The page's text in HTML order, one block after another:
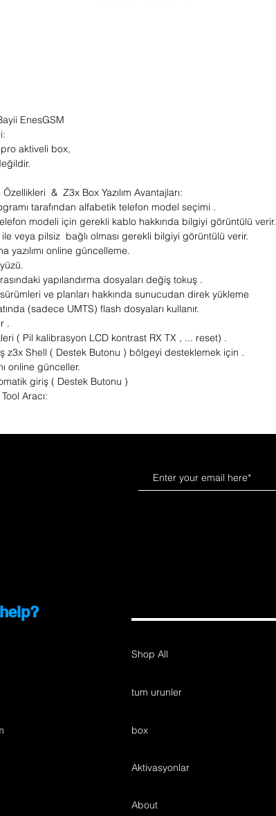
EnesGSM
aktiveli box,
& Z3x Box Yazılım Avantajları:
tarafından alfabetik telefon model seçimi .
modeli için gerekli kablo hakkında bilgiyi görüntülü verir.
ile veya pilsiz bağlı olması gerekli bilgiyi görüntülü verir.
yazılımı online güncelleme.
yapılandırma dosyaları değiş tokuş .
ve planları hakkında sunucudan direk yükleme
(sadece UMTS) flash dosyaları kullanır.
.
( Pil kalibrasyon LCD kontrast RX TX , ... reset) .
z3x Shell ( Destek Butonu ) bölgeyi desteklemek için .
online günceller.
giriş ( Destek Butonu )
Aracı:
Shop All
tum urunler
box
Aktivasyonlar
About